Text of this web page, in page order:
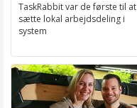
TaskRabbit var de første til at
sætte lokal arbejdsdeling i
system